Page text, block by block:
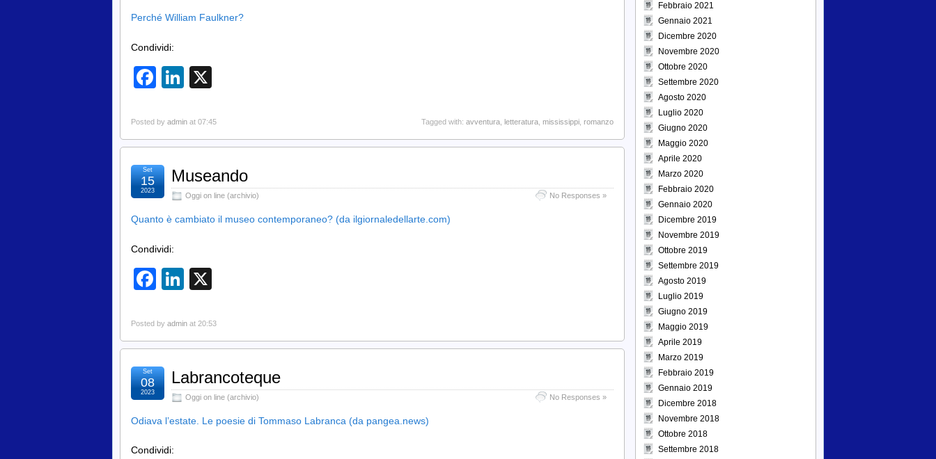
Perché William Faulkner?
Condividi:
Facebook
LinkedIn
Posted by admin at 07:45 Tagged with: avventura letteratura mississippi romanzo
Museando
Oggi on line (archivio) No Responses »
Set
15
2023
Quanto è cambiato il museo contemporaneo? (da ilgiornaledellarte.com)
Condividi:
Facebook
LinkedIn
Posted by admin at 20:53
Labrancoteque
Oggi on line (archivio) No Responses »
Set
08
2023
Odiava l’estate. Le poesie di Tommaso Labranca (da pangea.news)
Condividi:
Febbraio 2021
Gennaio 2021
Dicembre 2020
Novembre 2020
Ottobre 2020
Settembre 2020
Agosto 2020
Luglio 2020
Giugno 2020
Maggio 2020
Aprile 2020
Marzo 2020
Febbraio 2020
Gennaio 2020
Dicembre 2019
Novembre 2019
Ottobre 2019
Settembre 2019
Agosto 2019
Luglio 2019
Giugno 2019
Maggio 2019
Aprile 2019
Marzo 2019
Febbraio 2019
Gennaio 2019
Dicembre 2018
Novembre 2018
Ottobre 2018
Settembre 2018